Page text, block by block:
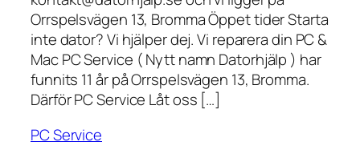
Orrspelsvägen 13, Bromma Öppet tider Starta
inte dator? Vi hjälper dej. Vi reparera din PC &
Mac PC Service ( Nytt namn Datorhjälp ) har
funnits 11 år på Orrspelsvägen 13, Bromma.
Därför PC Service Låt oss […]
PC Service